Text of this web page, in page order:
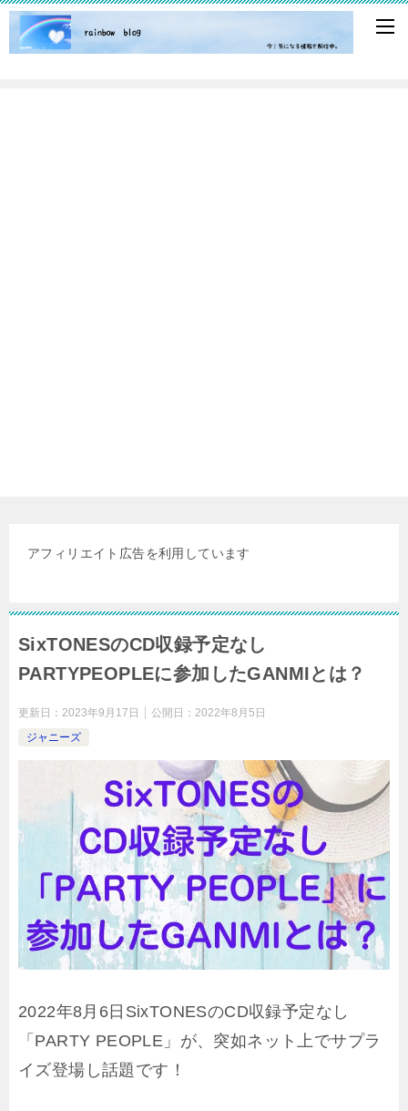
アフィリエイト広告を利用しています
SixTONESのCD収録予定なし
PARTYPEOPLEに参加したGANMIとは？
更新日： 2023年9月17日 公開日： 2022年8月5日
ジャニーズ
2022年8月6日SixTONESのCD収録予定なし
「PARTY PEOPLE」が、突如ネット上でサプラ
イズ登場し話題です！